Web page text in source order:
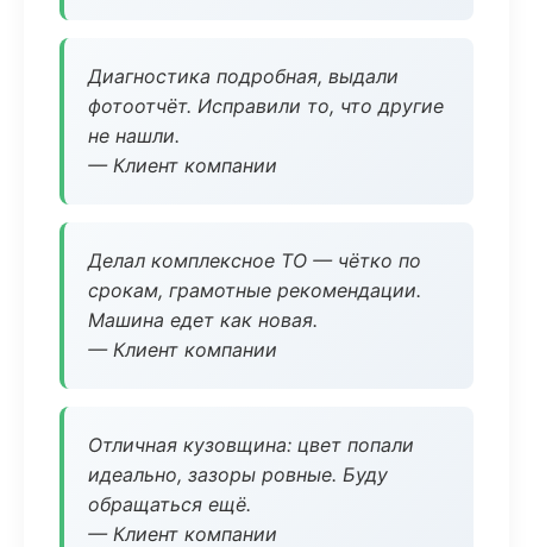
Диагностика подробная, выдали
фотоотчёт. Исправили то, что другие
не нашли.
— Клиент компании
Делал комплексное ТО — чётко по
срокам, грамотные рекомендации.
Машина едет как новая.
— Клиент компании
Отличная кузовщина: цвет попали
идеально, зазоры ровные. Буду
обращаться ещё.
— Клиент компании